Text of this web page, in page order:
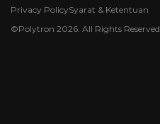
Privacy PolicySyarat & Ketentuan
©Polytron 2026. All Rights Reserved.